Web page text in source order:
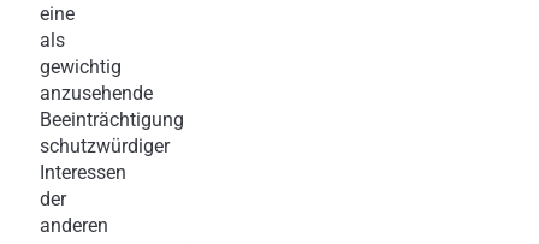
eine
als
gewichtig
anzusehende
Beeinträchtigung
schutzwürdiger
Interessen
der
anderen